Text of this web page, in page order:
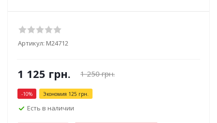
Артикул: М24712
1 125 грн. 1 250грн.
-10% Экономия 125 грн.
Есть в наличии